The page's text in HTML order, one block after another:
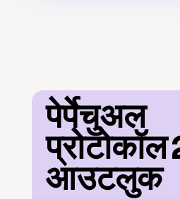
पेर्पेचुअल
आउटलुक